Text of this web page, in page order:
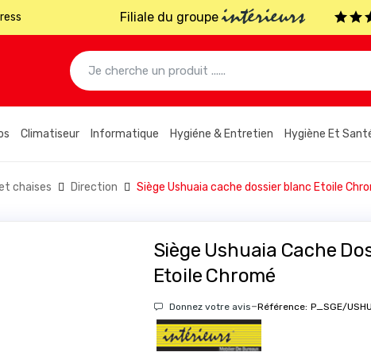
Filiale du groupeintérieurs
Climatiseur Informatique Hygiéne & Entretien Hygiène Et
chaises Direction Siège Ushuaia cache dossier blanc Etoile
Siège Ushuaia Cache
Etoile Chromé
Donnez votre avis-Référence: P_SGE/